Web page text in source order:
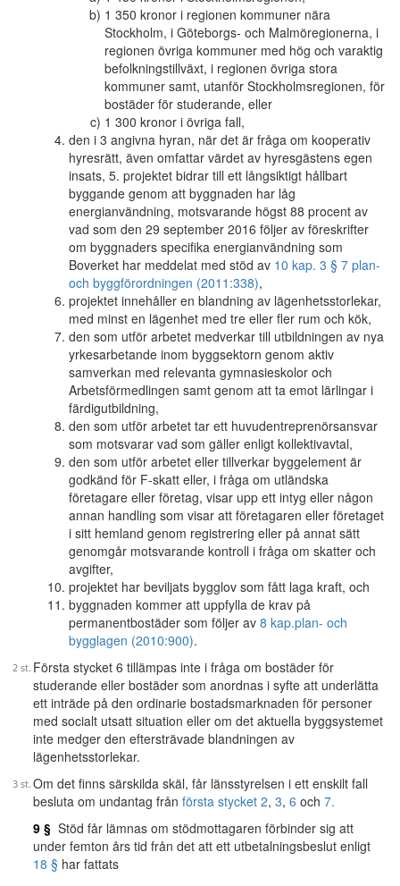
1 350 kronor i regionen kommuner nära
Stockholm, i Göteborgs- och Malmöregionerna, i
regionen övriga kommuner med hög och varaktig
befolkningstillväxt, i regionen övriga stora
kommuner samt, utanför Stockholmsregionen, för
bostäder för studerande, eller
1 300 kronor i övriga fall,
den i 3 angivna hyran, när det är fråga om kooperativ
hyresrätt, även omfattar värdet av hyresgästens egen
insats, 5. projektet bidrar till ett långsiktigt hållbart
byggande genom att byggnaden har låg
energianvändning, motsvarande högst 88 procent av
vad som den 29 september 2016 följer av föreskrifter
om byggnaders specifika energianvändning som
Boverket har meddelat med stöd av 10 kap. 3 § 7 plan-
och byggförordningen (2011:338),
projektet innehåller en blandning av lägenhetsstorlekar,
med minst en lägenhet med tre eller fler rum och kök,
den som utför arbetet medverkar till utbildningen av nya
yrkesarbetande inom byggsektorn genom aktiv
samverkan med relevanta gymnasieskolor och
Arbetsförmedlingen samt genom att ta emot lärlingar i
färdigutbildning,
den som utför arbetet tar ett huvudentreprenörsansvar
som motsvarar vad som gäller enligt kollektivavtal,
den som utför arbetet eller tillverkar byggelement är
godkänd för F-skatt eller, i fråga om utländska
företagare eller företag, visar upp ett intyg eller någon
annan handling som visar att företagaren eller företaget
i sitt hemland genom registrering eller på annat sätt
genomgår motsvarande kontroll i fråga om skatter och
avgifter,
projektet har beviljats bygglov som fått laga kraft, och
byggnaden kommer att uppfylla de krav på
permanentbostäder som följer av 8 kap.plan- och
bygglagen (2010:900).
Första stycket 6 tillämpas inte i fråga om bostäder för
studerande eller bostäder som anordnas i syfte att underlätta
ett inträde på den ordinarie bostadsmarknaden för personer
med socialt utsatt situation eller om det aktuella byggsystemet
inte medger den eftersträvade blandningen av
lägenhetsstorlekar.
Om det finns särskilda skäl, får länsstyrelsen i ett enskilt fall
besluta om undantag från första stycket 2, 3, 6 och 7.
9 § Stöd får lämnas om stödmottagaren förbinder sig att
under femton års tid från det att ett utbetalningsbeslut enligt
18 § har fattats